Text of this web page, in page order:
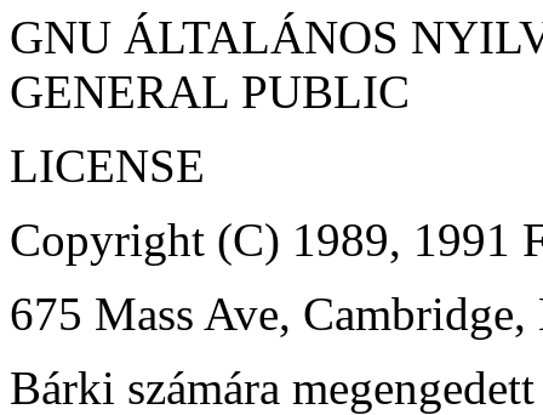
GNU ÁLTALÁNOS
GENERAL PUBLIC
LICENSE
Copyright (C) 1989, 1991
675 Mass Ave,
Bárki számára